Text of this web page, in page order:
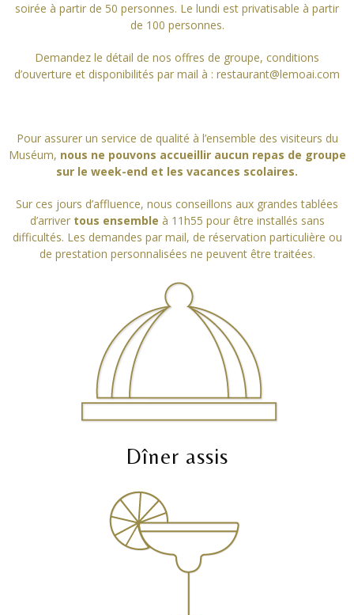
soirée à partir de 50 personnes. Le lundi est privatisable à partir
de 100 personnes.
Demandez le détail de nos offres de groupe, conditions
d’ouverture et disponibilités par mail à : restaurant@lemoai.com
Pour assurer un service de qualité à l’ensemble des visiteurs du
Muséum, nous ne pouvons accueillir aucun repas de groupe
sur le week-end et les vacances scolaires.
Sur ces jours d’affluence, nous conseillons aux grandes tablées
d’arriver tous ensemble à 11h55 pour être installés sans
difficultés. Les demandes par mail, de réservation particulière ou
de prestation personnalisées ne peuvent être traitées.
Dîner assis